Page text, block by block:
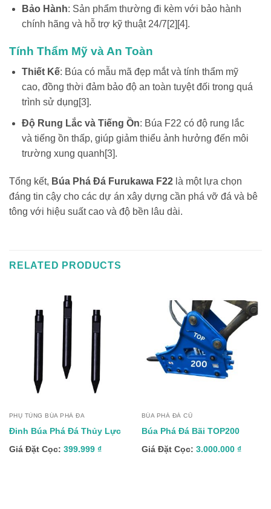
Bảo Hành: Sản phẩm thường đi kèm với bảo hành
chính hãng và hỗ trợ kỹ thuật 24/7[2][4].
Tính Thẩm Mỹ và An Toàn
Thiết Kế: Búa có mẫu mã đẹp mắt và tính thẩm mỹ
cao, đồng thời đảm bảo độ an toàn tuyệt đối trong quá
trình sử dụng[3].
Độ Rung Lắc và Tiếng Ồn: Búa F22 có độ rung lắc
và tiếng ồn thấp, giúp giảm thiểu ảnh hưởng đến môi
trường xung quanh[3].
Tổng kết, Búa Phá Đá Furukawa F22 là một lựa chọn
đáng tin cậy cho các dự án xây dựng cần phá vỡ đá và bê
tông với hiệu suất cao và độ bền lâu dài.
RELATED PRODUCTS
PHỤ TÙNG BÚA PHÁ ĐA
Đinh Búa Phá Đá Thủy Lực
Giá Đặt Cọc: 399.999 ₫
BÚA PHÁ ĐÁ CŨ
Búa Phá Đá Bãi TOP200
Giá Đặt Cọc: 3.000.000 ₫